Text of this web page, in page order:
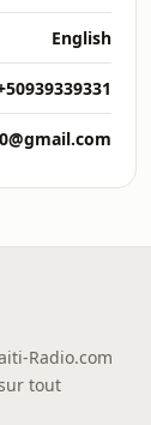
English
Radio.com
tout